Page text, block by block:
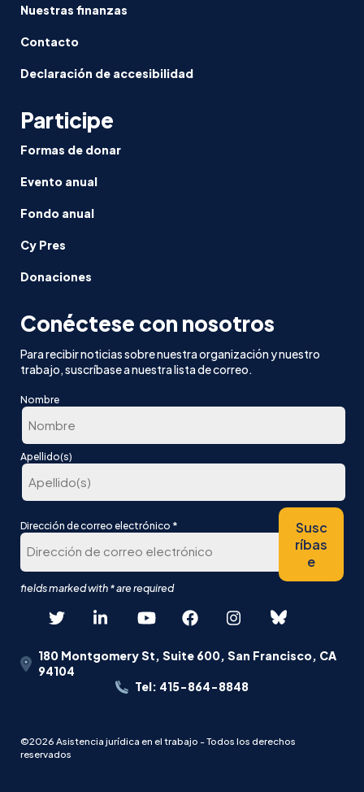
Nuestras finanzas
Contacto
Declaración de accesibilidad
Participe
Formas de donar
Evento anual
Fondo anual
Cy Pres
Donaciones
Conéctese con nosotros
Para recibir noticias sobre nuestra organización y nuestro
trabajo, suscríbase a nuestra lista de correo.
Nombre
En
lugar
Apellido(s)
Dirección de correo electrónico *
Susc
ríbas
e
180 Montgomery St, Suite 600, San Francisco, CA
94104
Tel: 415-864-8848
©2026 Asistencia jurídica en el trabajo - Todos los derechos
reservados